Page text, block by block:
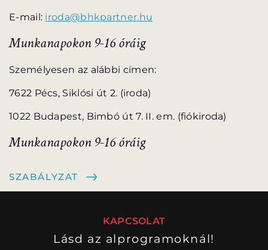
E-mail: iroda@bhkpartner.hu
Munkanapokon 9-16 óráig
Személyesen az alábbi címen:
7622 Pécs, Siklósi út 2. (iroda)
1022 Budapest, Bimbó út 7. II. em. (fiókiroda)
Munkanapokon 9-16 óráig
SZABÁLYZAT
KAPCSOLAT
Lásd az alprogramoknál!